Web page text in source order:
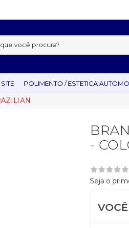
POLIMENTO / ESTETICA
-
Seja o